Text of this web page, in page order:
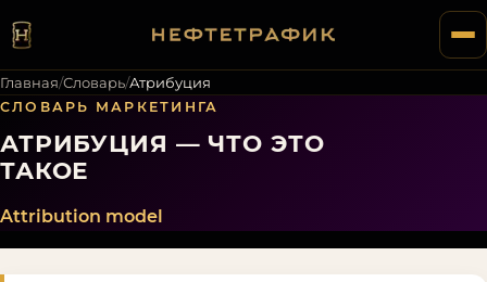
Главная/Словарь/Атрибуция
СЛОВАРЬ МАРКЕТИНГА
АТРИБУЦИЯ — ЧТО ЭТО
ТАКОЕ
Attribution model